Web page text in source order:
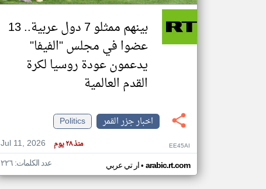
بينهم ممثلو 7 دول عربية.. 13
عضوا في مجلس "الفيفا"
يدعمون عودة روسيا لكرة
القدم العالمية
اخبار جزر القمر
Politics
Jul 11, 2026
منذ ٢٨ يوم EE45AI
ار تي عربي• arabic.rt.com عدد الكلمات: ٢٢٦